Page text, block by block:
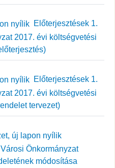
Előterjesztések 1.
2017. évi költségvetési
Előterjesztések 1.
2017. évi költségvetési
tervezet)
Önkormányzat
módosítása